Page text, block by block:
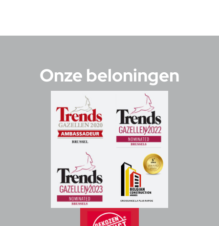
Onze beloningen